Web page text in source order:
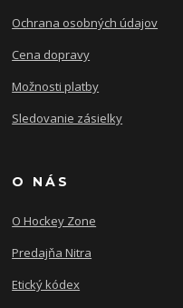
Ochrana osobných údajov
Cena dopravy
Možnosti platby
Sledovanie zásielky
O NÁS
O Hockey Zone
Predajňa Nitra
Etický kódex